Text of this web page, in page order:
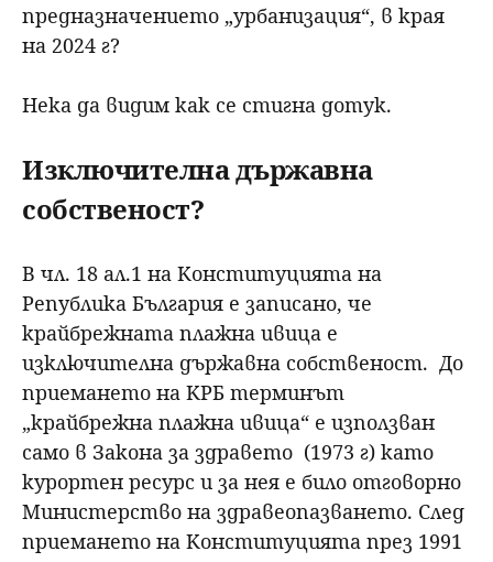
предназначението „урбанизация“, в края
на 2024 г?
Нека да видим как се стигна дотук.
Изключителна държавна
собственост?
В чл. 18 ал.1 на Конституцията на
Република България е записано, че
крайбрежната плажна ивица е
изключителна държавна собственост. До
приемането на КРБ терминът
„крайбрежна плажна ивица“ е използван
само в Закона за здравето (1973 г) като
курортен ресурс и за нея е било отговорно
Министерство на здравеопазването. След
приемането на Конституцията през 1991